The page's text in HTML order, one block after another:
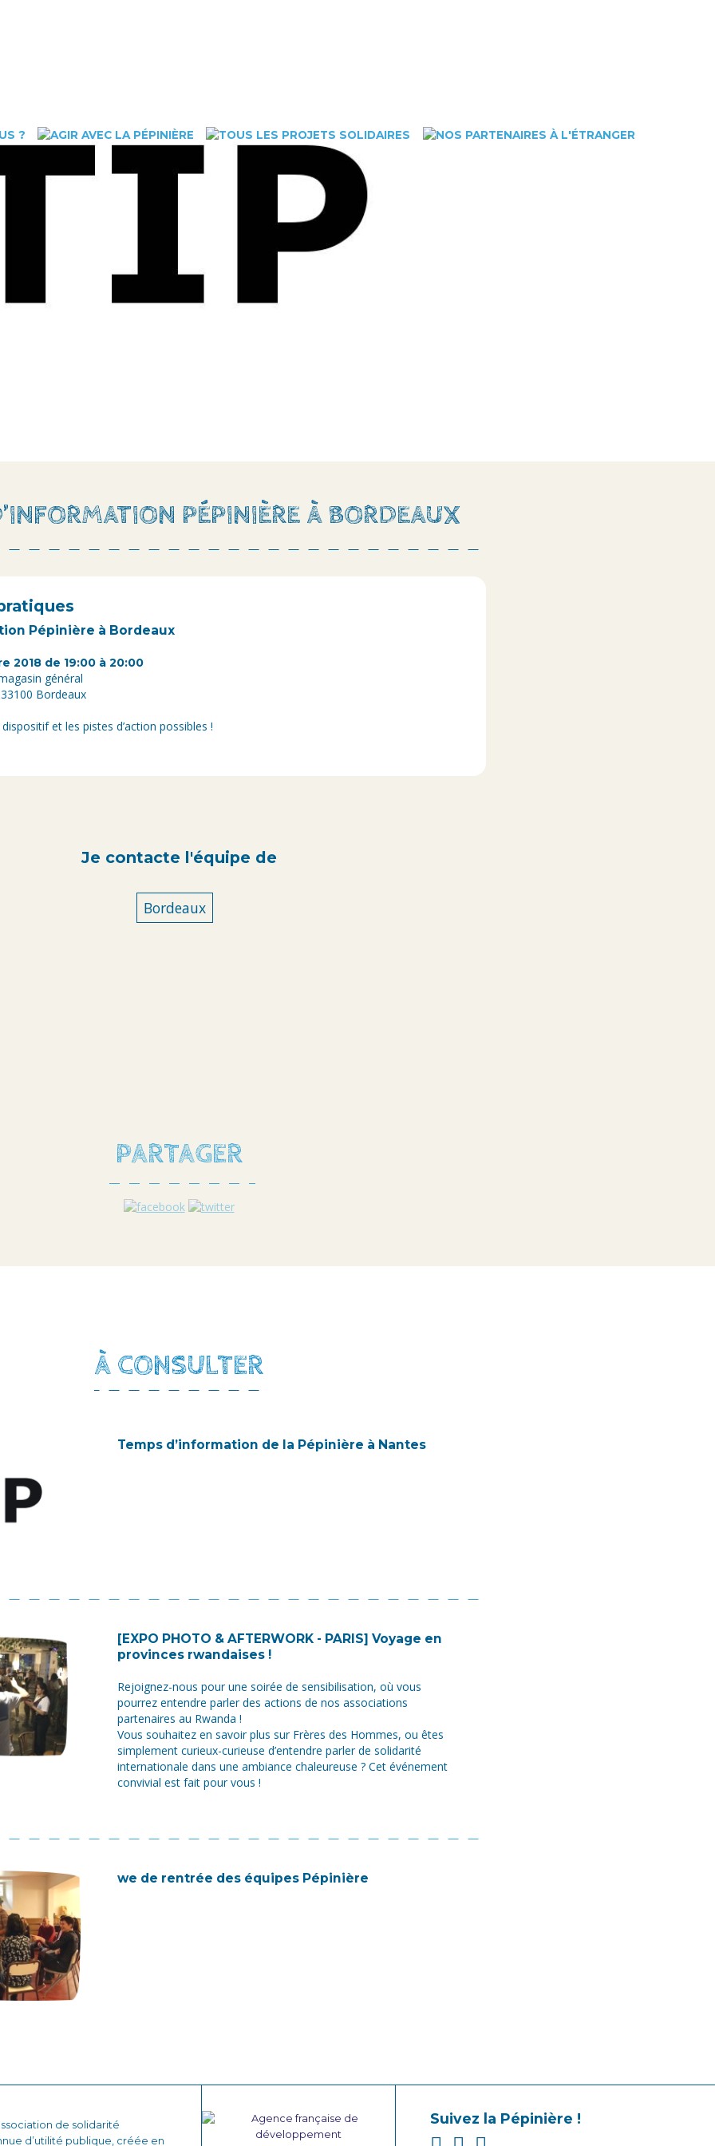
PÉPINIÈRE À BORDEAUX
Pépinière à Bordeaux
2018 de 19:00 à 20:00
général
Bordeaux
et les pistes d’action possibles !
Je contacte l'équipe de
Bordeaux
PARTAGER
À CONSULTER
Temps d’information de la Pépinière à Nantes
[EXPO PHOTO & AFTERWORK - PARIS] Voyage en
provinces rwandaises !
Rejoignez-nous pour une soirée de sensibilisation, où vous
pourrez entendre parler des actions de nos associations
partenaires au Rwanda !
Vous souhaitez en savoir plus sur Frères des Hommes, ou êtes
simplement curieux-curieuse d’entendre parler de solidarité
internationale dans une ambiance chaleureuse ? Cet événement
convivial est fait pour vous !
we de rentrée des équipes Pépinière
de solidarité
d’utilité publique, créée en
Suivez la Pépinière !